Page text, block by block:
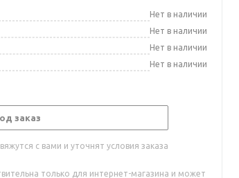
Нет в наличии
Нет в наличии
Нет в наличии
Нет в наличии
заказ
с вами и уточнят условия заказа
только для интернет-магазина и может